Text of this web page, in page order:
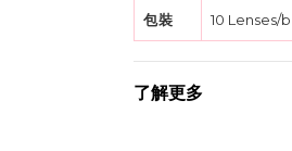
包裝 10 Lenses/
了解更多